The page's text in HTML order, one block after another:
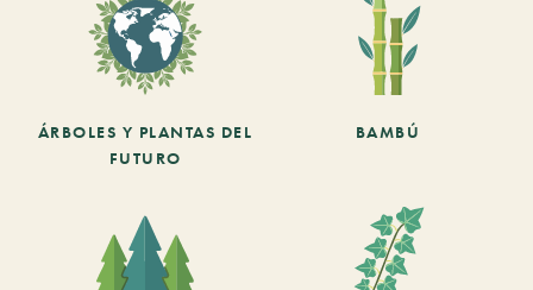
ÁRBOLES Y PLANTAS DEL
FUTURO
BAMBÚ